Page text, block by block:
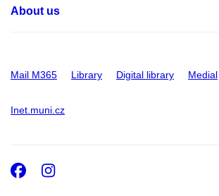
About us
Mail M365 Library Digital library Medial
Inet.muni.cz
Facebook
Instagram